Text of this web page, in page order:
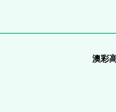
澳彩